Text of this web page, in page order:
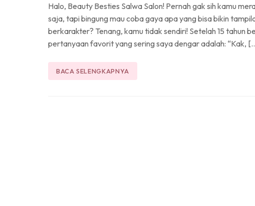
Halo, Beauty Besties Salwa Salon! Pernah gak sih kamu
saja, tapi bingung mau coba gaya apa yang bisa bikin
berkarakter? Tenang, kamu tidak sendiri! Setelah 15 tahun
pertanyaan favorit yang sering saya dengar adalah: “Kak,
BACA SELENGKAPNYA